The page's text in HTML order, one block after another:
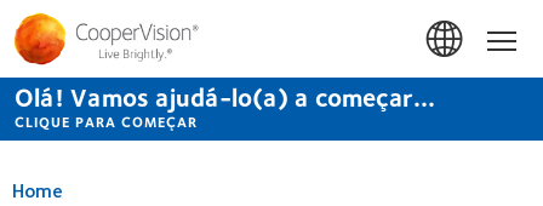
Passar
para
conteúdo
principal
Início
Olá! Vamos ajudá-lo(a) a começar...
CLIQUE PARA COMEÇAR
Home